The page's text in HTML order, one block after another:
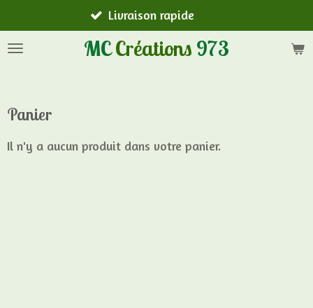
au
contenu
MCCréations 973
Livraison rapide
Panier
Il n'y a aucun produit dans votre panier.